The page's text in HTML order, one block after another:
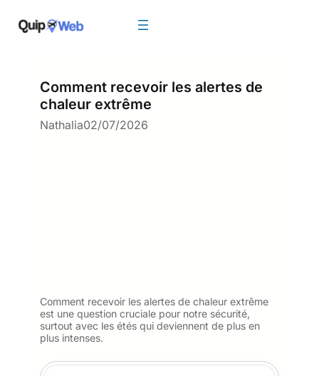
Comment recevoir les alertes de
chaleur extrême
Nathalia02/07/2026
Comment recevoir les alertes de chaleur extrême
est une question cruciale pour notre sécurité,
surtout avec les étés qui deviennent de plus en
plus intenses.